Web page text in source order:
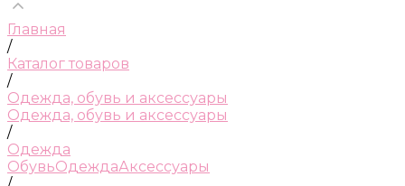
Главная
/
Каталог товаров
/
Одежда, обувь и аксессуары
Одежда, обувь и аксессуары
/
Одежда
ОбувьОдеждаАксессуары